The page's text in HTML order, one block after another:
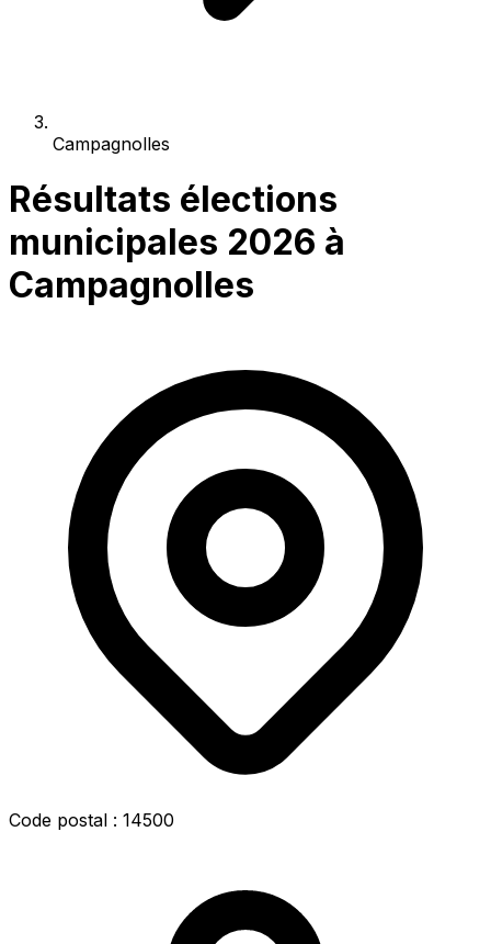
Campagnolles
Résultats élections
municipales 2026 à
Campagnolles
Code postal : 14500